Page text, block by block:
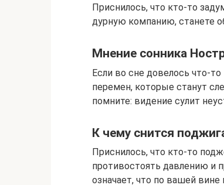
Приснилось, что кто-то
дурную компанию, станете
Мнение сонника
Если во сне довелось что-
перемен, которые станут
помните: видение сулит
К чему снится
Приснилось, что кто-то
противостоять давлению и
означает, что по вашей